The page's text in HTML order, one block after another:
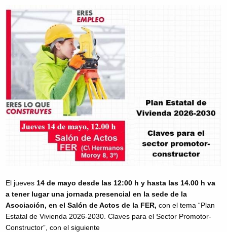
El jueves 14 de mayo desde las 12:00 h y hasta las 14.00 h va
a tener lugar una jornada presencial en la sede de la
Asociación, en el Salón de Actos de la FER,con el tema “Plan
Estatal de Vivienda 2026-2030. Claves para el Sector Promotor-
Constructor”, con el siguiente